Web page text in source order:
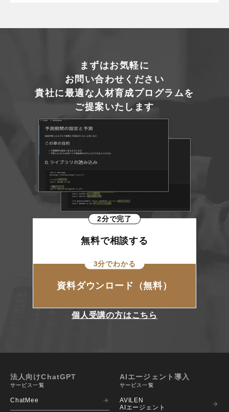
まずはお気軽に
お問い合わせください
貴社に最適な人材育成プログラムを
ご提案いたします
2分で完了
無料で相談する
3分でわかる
資料ダウンロード（無料）
個人受講の方はこちら
法人向けChatGPT
サービス一覧
ChatMee
AIエージェント導入
サービス一覧
AVILEN
AIエージェント